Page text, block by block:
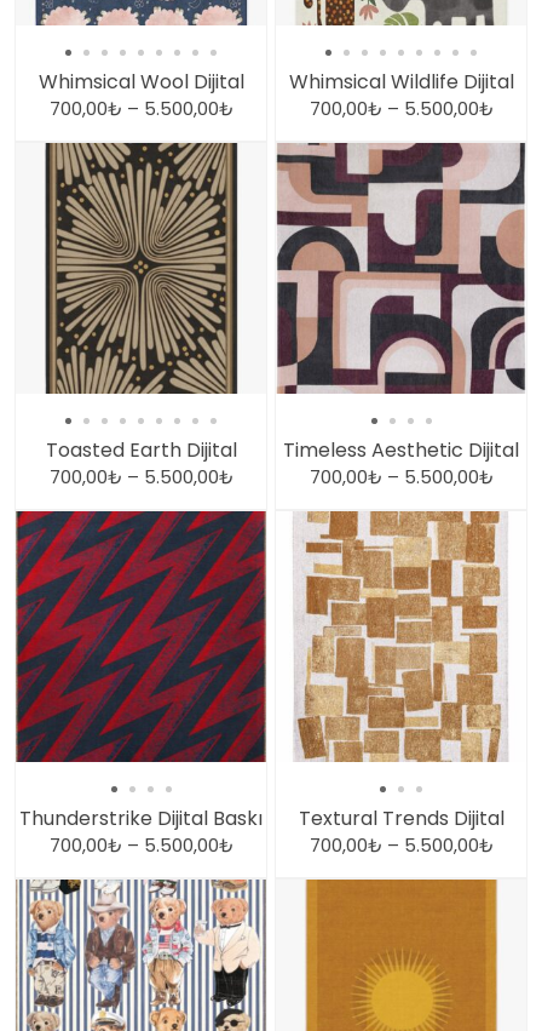
Whimsical Wool Dijital
700,00₺ – 5.500,00₺
Whimsical Wildlife Dijital
700,00₺ – 5.500,00₺
Toasted Earth Dijital
700,00₺ – 5.500,00₺
Timeless Aesthetic Dijital
700,00₺ – 5.500,00₺
Thunderstrike Dijital Baskı
700,00₺ – 5.500,00₺
Textural Trends Dijital
700,00₺ – 5.500,00₺